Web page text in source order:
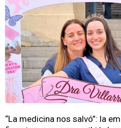
“La medicina nos salvó”: la